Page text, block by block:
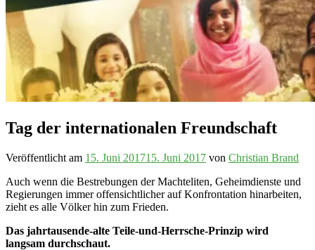
Tag der internationalen Freundschaft
Veröffentlicht am 15. Juni 201715. Juni 2017 von Christian Brand
Auch wenn die Bestrebungen der Machteliten, Geheimdienste und
Regierungen immer offensichtlicher auf Konfrontation hinarbeiten,
zieht es alle Völker hin zum Frieden.
Das jahrtausende-alte Teile-und-Herrsche-Prinzip wird
langsam durchschaut.